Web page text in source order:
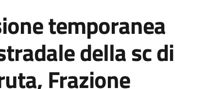
temporanea
della sc di
Frazione